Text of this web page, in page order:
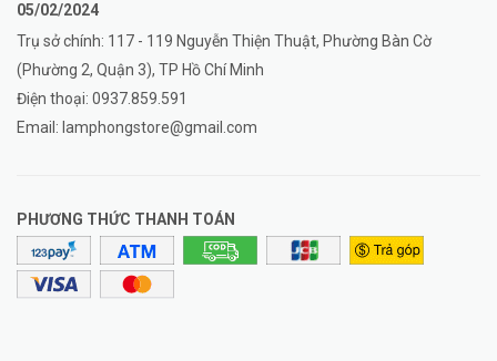
05/02/2024
Trụ sở chính: 117 - 119 Nguyễn Thiện Thuật, Phường Bàn Cờ
(Phường 2, Quận 3), TP Hồ Chí Minh
Điện thoại: 0937.859.591
Email: lamphongstore@gmail.com
PHƯƠNG THỨC THANH TOÁN